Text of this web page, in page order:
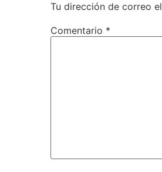
Tu dirección de correo
Comentario *